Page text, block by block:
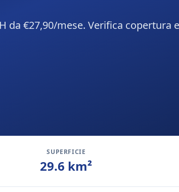
da €27,90/mese. Verifica copertura e
SUPERFICIE
29.6 km²